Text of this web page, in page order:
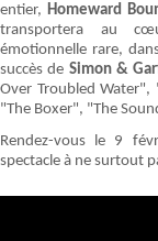
entier, Homeward
transportera au
émotionnelle rare,
succès de Simon &
Over Troubled
"The Boxer", "The
Rendez-vous le 9
spectacle à ne surtout